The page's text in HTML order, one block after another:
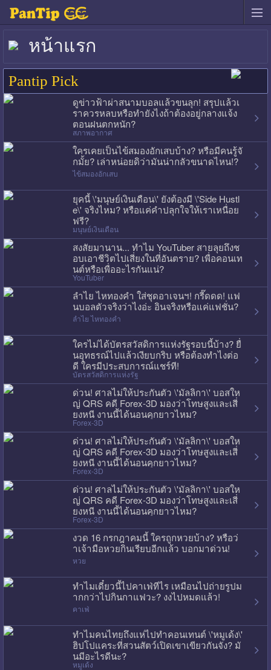
หน้าแรก
Pantip Pick
ดูข่าวฟ้าผ่าสนามบอลแล้วขนลุก! สรุปแล้วเ
ราควรหลบหรือทำยังไงถ้าต้องอยู่กลางแจ้ง
ตอนฝนตกหนัก?
สภาพอากาศ
ใครเคยเป็นไข้สมองอักเสบบ้าง? หรือมีคนรู้จั
กมั้ย? เล่าหน่อยดิว่ามันน่ากลัวขนาดไหน!?
ไข้สมองอักเสบ
ยุคนี้ \'มนุษย์เงินเดือน\' ยังต้องมี \'Side Hustl
e\' จริงไหม? หรือแค่คำปลุกใจให้เราเหนื่อย
ฟรี?
มนุษย์เงินเดือน
สงสัยมานาน... ทำไม YouTuber สายลุยถึงช
อบเอาชีวิตไปเสี่ยงในที่อันตราย? เพื่อคอนเท
นต์หรือเพื่ออะไรกันแน่?
YouTuber
ลำไย ไหทองคำ ใส่ชุดอาเจนฯ! กรี๊ดดด! แฟ
นบอลตัวจริงว่าไงอ่ะ อินจริงหรือแค่แฟชั่น?
ลำไย ไหทองคำ
ใครไม่ได้บัตรสวัสดิการแห่งรัฐรอบนี้บ้าง? ยื่
นอุทธรณ์ไปแล้วเงียบกริบ หรือต้องทำไงต่อ
ดี ใครมีประสบการณ์แชร์ที!
บัตรสวัสดิการแห่งรัฐ
ด่วน! ศาลไม่ให้ประกันตัว \'มัลลิกา\' บอสให
ญ่ QRS คดี Forex-3D มองว่าโทษสูงและเสี่
ยงหนี งานนี้ได้นอนคุกยาวไหม?
Forex-3D
ด่วน! ศาลไม่ให้ประกันตัว \'มัลลิกา\' บอสให
ญ่ QRS คดี Forex-3D มองว่าโทษสูงและเสี่
ยงหนี งานนี้ได้นอนคุกยาวไหม?
Forex-3D
ด่วน! ศาลไม่ให้ประกันตัว \'มัลลิกา\' บอสให
ญ่ QRS คดี Forex-3D มองว่าโทษสูงและเสี่
ยงหนี งานนี้ได้นอนคุกยาวไหม?
Forex-3D
งวด 16 กรกฎาคมนี้ ใครถูกหวยบ้าง? หรือว่
าเจ้ามือหวยกินเรียบอีกแล้ว บอกมาด่วน!
หวย
ทำไมเดี๋ยวนี้ไปคาเฟ่ทีไร เหมือนไปถ่ายรูปม
ากกว่าไปกินกาแฟวะ? งงไปหมดแล้ว!
คาเฟ่
ทำไมคนไทยถึงแห่ไปทำคอนเทนต์ \'หมูเด้ง\'
ฮิปโปแคระที่สวนสัตว์เปิดเขาเขียวกันจัง? มั
นมีอะไรดีนะ?
หมูเด้ง